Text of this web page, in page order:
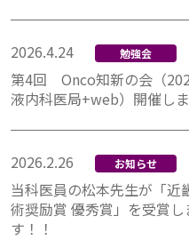
2026.4.24 勉強会
第4回 Onco知新の会（
液内科医局+web）開催し
2026.2.26 お知らせ
当科医員の松本先生が「近
術奨励賞 優秀賞」を受賞
す！！